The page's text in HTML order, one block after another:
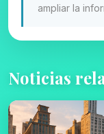
ampliar la
Noticias